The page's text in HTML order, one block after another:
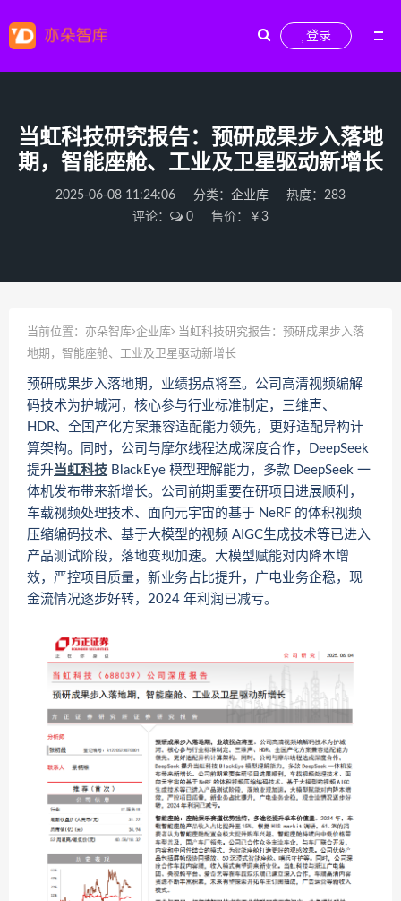
登录
当虹科技研究报告：预研成果步入落地
期，智能座舱、工业及卫星驱动新增长
2025-06-08 11:24:06 分类： 企业库
热度：283
评论：
0 售价：￥3
当前位置： 亦朵智库 企业库
当虹科技研究报告：预研成果步入落
地期，智能座舱、工业及卫星驱动新增长
预研成果步入落地期，业绩拐点将至。公司高清视频编解
码技术为护城河，核心参与行业标准制定，三维声、
HDR、全国产化方案兼容适配能力领先，更好适配异构计
算架构。同时，公司与摩尔线程达成深度合作，DeepSeek
提升当虹科技 BlackEye 模型理解能力，多款 DeepSeek 一
体机发布带来新增长。公司前期重要在研项目进展顺利，
车载视频处理技术、面向元宇宙的基于 NeRF 的体积视频
压缩编码技术、基于大模型的视频 AIGC生成技术等已进入
产品测试阶段，落地变现加速。大模型赋能对内降本增
效，严控项目质量，新业务占比提升，广电业务企稳，现
金流情况逐步好转，2024 年利润已减亏。